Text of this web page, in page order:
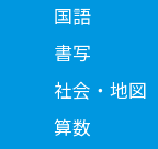
国語
書写
社会・地図
算数